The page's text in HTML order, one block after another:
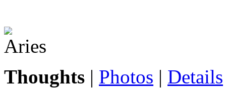
Thoughts | Photos | Details